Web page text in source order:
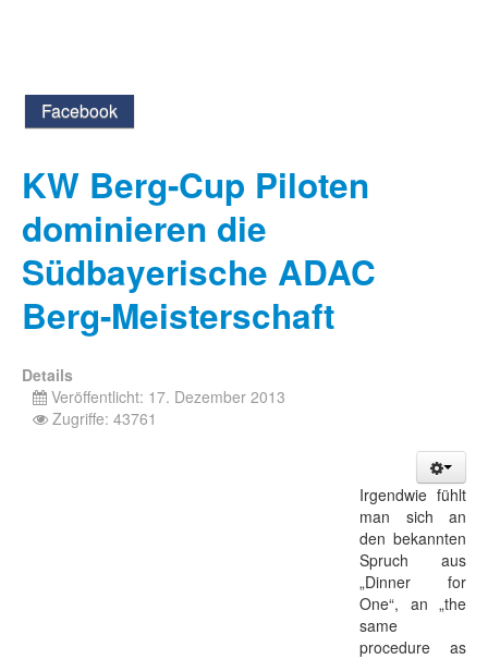
Facebook
KW Berg-Cup Piloten
dominieren die
Südbayerische ADAC
Berg-Meisterschaft
Details
Veröffentlicht: 17. Dezember 2013
Zugriffe: 43761
Irgendwie fühlt
man sich an
den bekannten
Spruch aus
„Dinner for
One“, an „the
same
procedure as